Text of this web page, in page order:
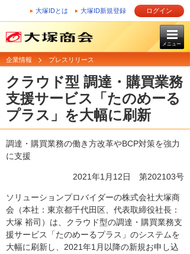
大塚IDとは 大塚ID新規登録 ログイン
メニュー
企業情報 プレスリリース
クラウド型 調達・購買業務
支援サービス「たのめーる
プラス」を大幅に刷新
調達・購買業務の働き方改革やBCP対策を強力
に支援
2021年1月12日 第202103号
ソリューションプロバイダーの株式会社大塚商
会（本社：東京都千代田区、代表取締役社長：
大塚 裕司）は、クラウド型の調達・購買業務支
援サービス「たのめーるプラス」のシステムを
大幅に刷新し、2021年1月以降の新規お申し込